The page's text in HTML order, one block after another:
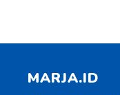
MARJA.ID